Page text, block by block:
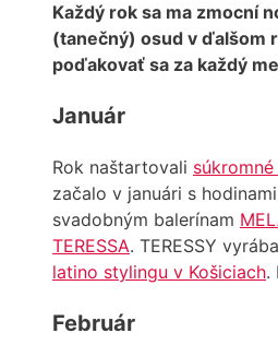
Každý rok sa ma zmocní
(tanečný) osud v ďalšom
poďakovať sa za každý
Január
Rok naštartovali
začalo v januári s
svadobným balerínam
TERESSA. TERESSY
latino stylingu v Košiciach.
Február